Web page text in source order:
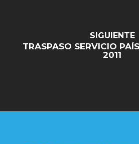
SIGUIENTE
TRASPASO SERVICIO
2011